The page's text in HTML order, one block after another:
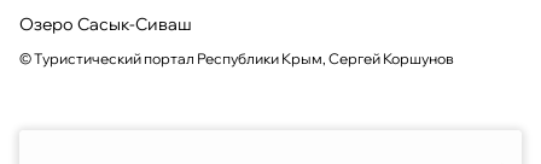
Озеро Сасык-Сиваш
© Туристический портал Республики Крым, Сергей Коршунов